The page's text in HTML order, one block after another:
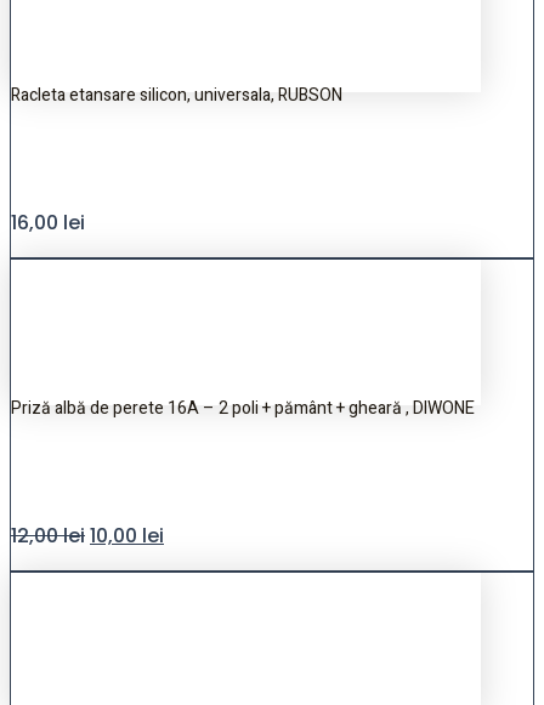
Racleta etansare silicon, universala, RUBSON
16,00 lei
Priză albă de perete 16A – 2 poli + pământ + gheară , DIWONE
12,00lei10,00 lei